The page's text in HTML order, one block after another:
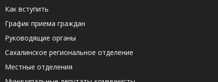
Как вступить
График приема граждан
Руководящие органы
Сахалинское региональное отделение
Местные отделения